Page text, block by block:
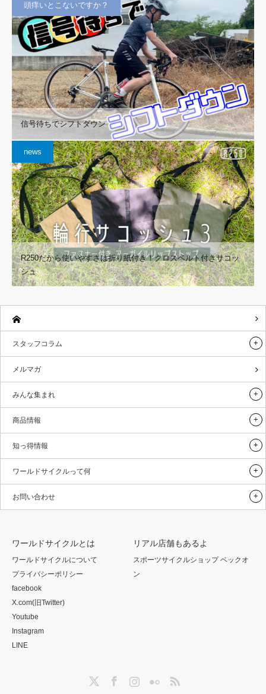
頭痒いとこないですか？
信号待ちでシフトダウン
news
R250だから使いやすさは折り紙付き！クロスベルト付きサコッ
シュ
スタッフコラム
メルマガ
みんな集まれ
商品情報
知っ得情報
ワールドサイクルって何
お問い合わせ
ワールドサイクルとは
ワールドサイクルについて
プライバシーポリシー
facebook
X.com(旧Twitter)
Youtube
Instagram
LINE
リアル店舗もあるよ
スポーツサイクルショップ ベックオ
ン
InstagramFlickr RSS